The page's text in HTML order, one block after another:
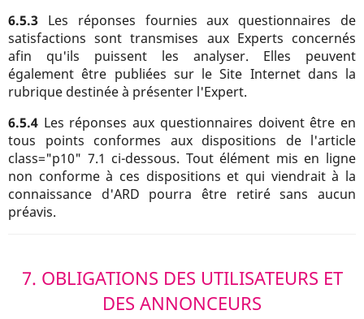
6.5.3 Les réponses fournies aux questionnaires de
satisfactions sont transmises aux Experts concernés
afin qu'ils puissent les analyser. Elles peuvent
également être publiées sur le Site Internet dans la
rubrique destinée à présenter l'Expert.
6.5.4 Les réponses aux questionnaires doivent être en
tous points conformes aux dispositions de l'article
class="p10" 7.1 ci-dessous. Tout élément mis en ligne
non conforme à ces dispositions et qui viendrait à la
connaissance d'ARD pourra être retiré sans aucun
préavis.
7. OBLIGATIONS DES UTILISATEURS ET
DES ANNONCEURS